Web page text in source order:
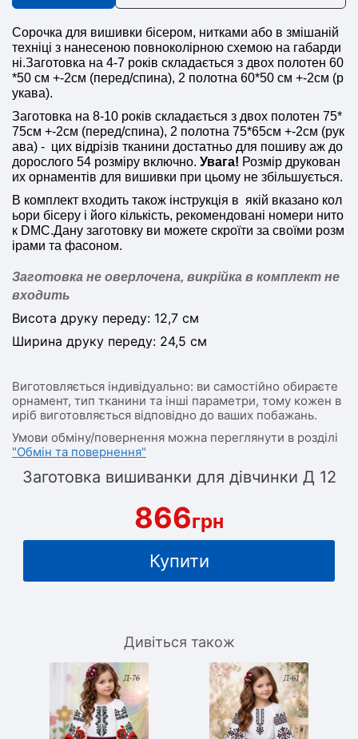
Сорочка для вишивки бісером, нитками або в змішаній
техніці з нанесеною повноколірною схемою на габарди
ні.Заготовка на 4-7 років складається з двох полотен 60
*50 см +-2см (перед/спина), 2 полотна 60*50 см +-2см (р
укава).
Заготовка на 8-10 років складається з двох полотен 75*
75см +-2см (перед/спина), 2 полотна 75*65см +-2см (рук
ава) - цих відрізів тканини достатньо для пошиву аж до
дорослого 54 розміру включно. Увага! Розмір друкован
их орнаментів для вишивки при цьому не збільшується.
В комплект входить також інструкція в якій вказано кол
ьори бісеру і його кількість, рекомендовані номери нито
к DMC.Дану заготовку ви можете скроїти за своїми розм
ірами та фасоном.
Заготовка не оверлочена, викрійка в комплект не
входить
Висота друку переду: 12,7 см
Ширина друку переду: 24,5 см
Виготовляється індивідуально: ви самостійно обираєте
орнамент, тип тканини та інші параметри, тому кожен в
иріб виготовляється відповідно до ваших побажань.
Умови обміну/повернення можна переглянути в розділі
"Обмін та повернення"
Заготовка вишиванки для дівчинки Д 12
866грн
Купити
Дивіться також